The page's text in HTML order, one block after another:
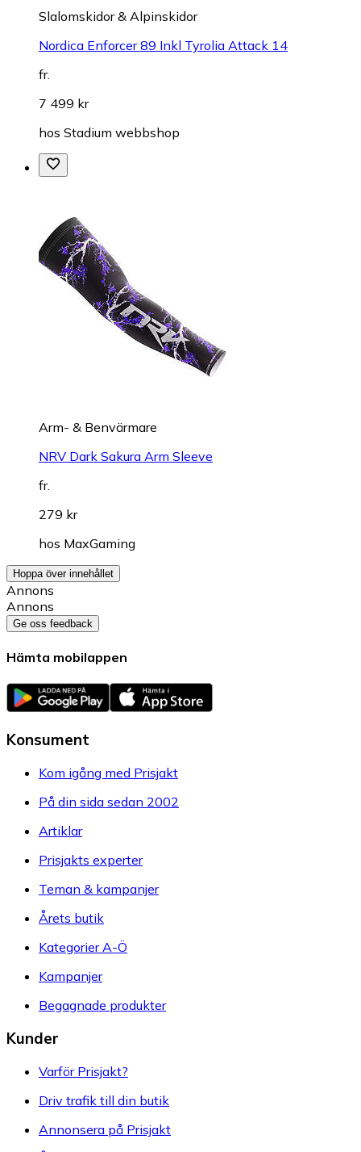
Slalomskidor & Alpinskidor
Nordica Enforcer 89 Inkl Tyrolia Attack 14
fr.
7 499 kr
hos Stadium webbshop
Arm- & Benvärmare
NRV Dark Sakura Arm Sleeve
fr.
279 kr
hos MaxGaming
Hoppa över innehållet
Annons
Annons
Ge oss feedback
Hämta mobilappen
Konsument
Kom igång med Prisjakt
På din sida sedan 2002
Artiklar
Prisjakts experter
Teman & kampanjer
Årets butik
Kategorier A-Ö
Kampanjer
Begagnade produkter
Kunder
Varför Prisjakt?
Driv trafik till din butik
Annonsera på Prisjakt